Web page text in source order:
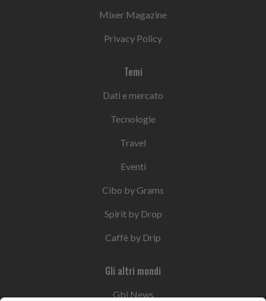
Mixer Magazine
Privacy Policy
Temi
Dati e mercato
Tecnologie
Travel
Eventi
Cibo by Grams
Spirit by Drop
Caffè by Drip
Gli altri mondi
Gbi News